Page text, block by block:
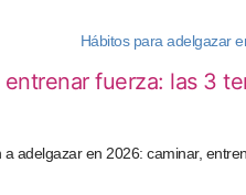
fuerza: las 3
adelgazar en 2026: caminar,